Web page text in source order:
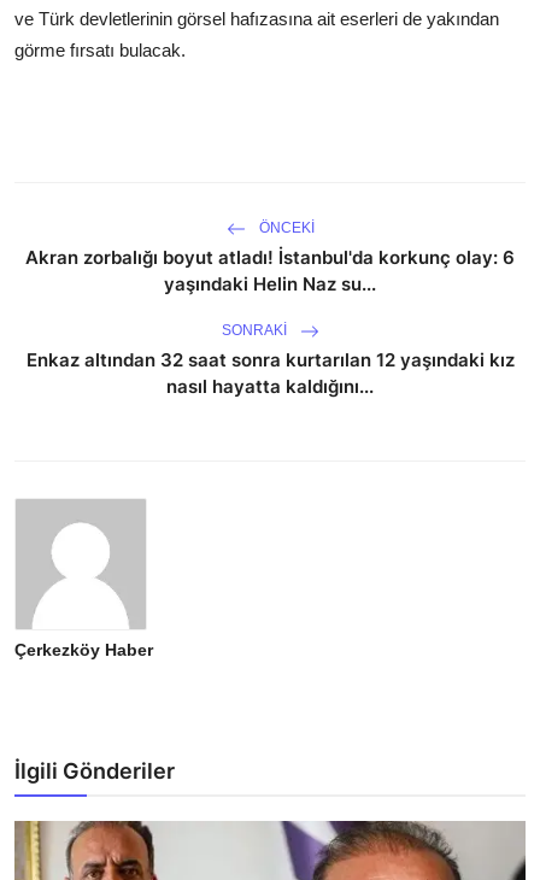
ve Türk devletlerinin görsel hafızasına ait eserleri de yakından
görme fırsatı bulacak.
ÖNCEKI
Akran zorbalığı boyut atladı! İstanbul'da korkunç olay: 6
yaşındaki Helin Naz su...
SONRAKI
Enkaz altından 32 saat sonra kurtarılan 12 yaşındaki kız
nasıl hayatta kaldığını...
Çerkezköy Haber
İlgili Gönderiler